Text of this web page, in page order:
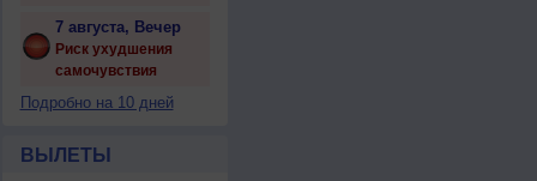
7 августа, Вечер
Риск ухудшения
самочувствия
Подробно на 10 дней
ВЫЛЕТЫ